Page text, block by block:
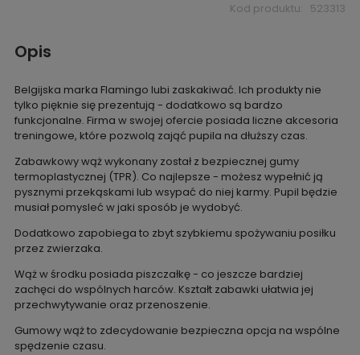
Kod produktu: 523313
Opis
Belgijska marka Flamingo lubi zaskakiwać. Ich produkty nie
tylko pięknie się prezentują - dodatkowo są bardzo
funkcjonalne. Firma w swojej ofercie posiada liczne akcesoria
treningowe, które pozwolą zająć pupila na dłuższy czas.
Zabawkowy wąż wykonany został z bezpiecznej gumy
termoplastycznej (TPR). Co najlepsze - możesz wypełnić ją
pysznymi przekąskami lub wsypać do niej karmy. Pupil będzie
musiał pomysleć w jaki sposób je wydobyć.
Dodatkowo zapobiega to zbyt szybkiemu spożywaniu posiłku
przez zwierzaka.
Wąż w środku posiada piszczałkę - co jeszcze bardziej
zachęci do wspólnych harców. Kształt zabawki ułatwia jej
przechwytywanie oraz przenoszenie.
Gumowy wąż to zdecydowanie bezpieczna opcja na wspólne
spędzenie czasu.